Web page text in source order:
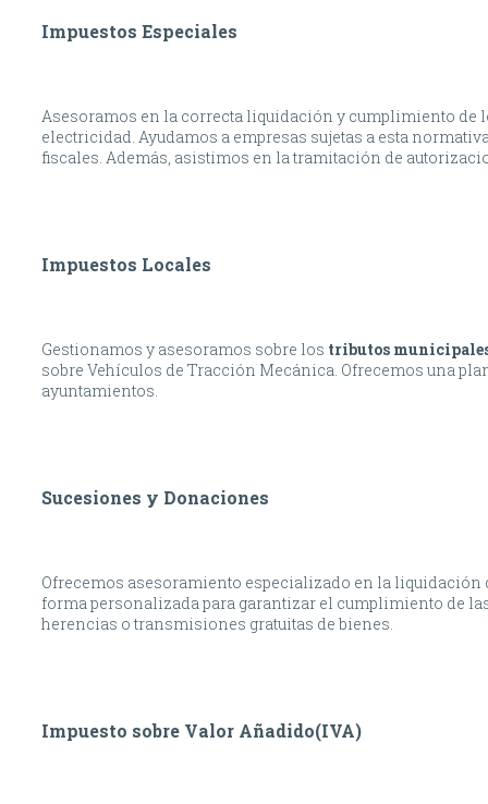
Impuestos Especiales
Asesoramos en la correcta liquidación y cumplimiento de
electricidad. Ayudamos a empresas sujetas a esta
fiscales. Además, asistimos en la tramitación de
Impuestos Locales
Gestionamos y asesoramos sobre los tributos
sobre Vehículos de Tracción Mecánica. Ofrecemos una
ayuntamientos.
Sucesiones y Donaciones
Ofrecemos asesoramiento especializado en la liquidación
forma personalizada para garantizar el cumplimiento de
herencias o transmisiones gratuitas de bienes.
Impuesto sobre Valor Añadido(IVA)